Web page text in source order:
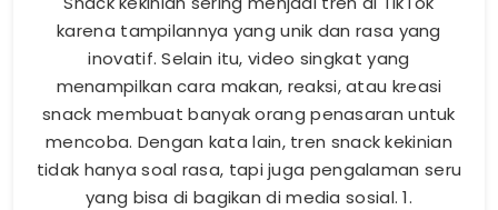
karena tampilannya yang unik dan rasa yang
inovatif. Selain itu, video singkat yang
menampilkan cara makan, reaksi, atau kreasi
snack membuat banyak orang penasaran untuk
mencoba. Dengan kata lain, tren snack kekinian
tidak hanya soal rasa, tapi juga pengalaman seru
yang bisa di bagikan di media sosial. 1.